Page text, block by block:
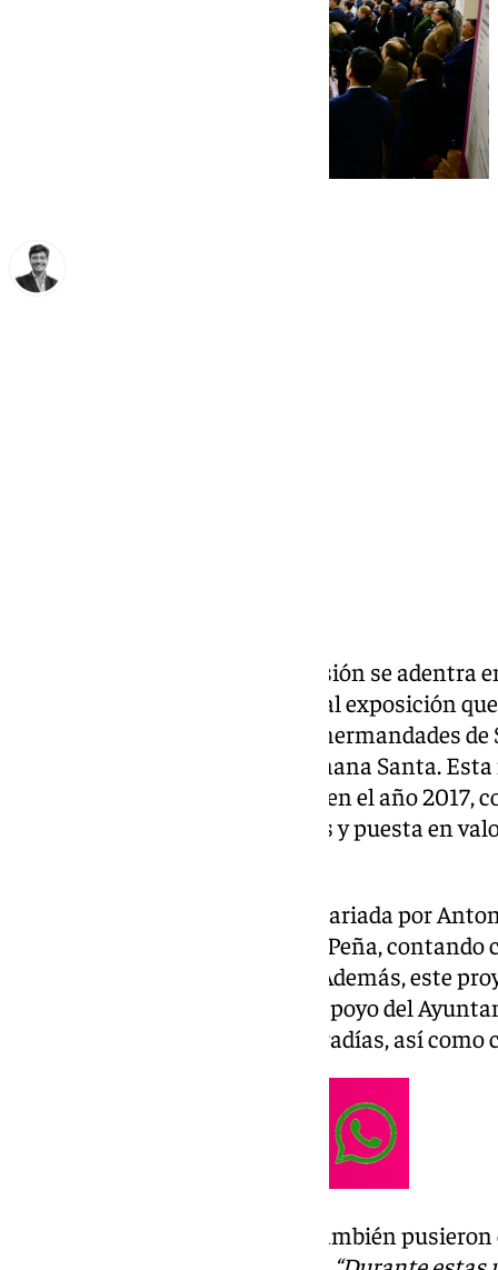
La XIX Edición de Círculo de Pasión se adentra
inauguración de la ya tradicional exposición
restauraciones que lucirán las hermandades
capital, durante la próxima Semana Santa.
edición desde que se planteara, en el año
patrimonio de las hermandades y puesta en
La muestra se encuentra comisariada por
Jiménez Sampedro y José Roda Peña,
como comisario institucional. Además, este
por el Círculo Mercantil con el apoyo del
General de Hermandades y Cofradías, así
Los comisarios de la muestra también